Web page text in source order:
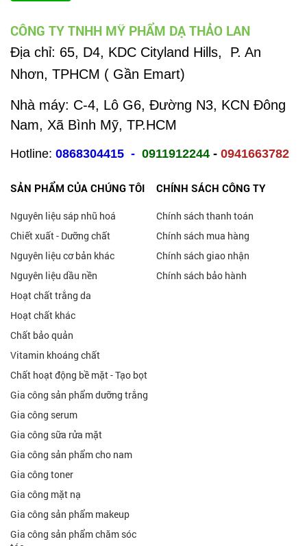
CÔNG TY TNHH MỸ PHẨM DẠ THẢO LAN
Địa chỉ: 65, D4, KDC Cityland Hills, P. An
Nhơn, TPHCM ( Gần Emart)
Nhà máy: C-4, Lô G6, Đường N3, KCN Đông
Nam, Xã Bình Mỹ, TP.HCM
Hotline: 0868304415 - 0911912244 - 0941663782
SẢN PHẨM CỦA CHÚNG TÔI
Nguyên liệu sáp nhũ hoá
Chiết xuất - Dưỡng chất
Nguyên liệu cơ bản khác
Nguyên liệu dầu nền
Hoạt chất trắng da
Hoạt chất khác
Chất bảo quản
Vitamin khoáng chất
Chất hoạt động bề mặt - Tạo bọt
Gia công sản phẩm dưỡng trắng
Gia công serum
Gia công sữa rửa mặt
Gia công sản phẩm cho nam
Gia công toner
Gia công mặt nạ
Gia công sản phẩm makeup
Gia công sản phẩm chăm sóc
CHÍNH SÁCH CÔNG TY
Chính sách thanh toán
Chính sách mua hàng
Chính sách giao nhận
Chính sách bảo hành